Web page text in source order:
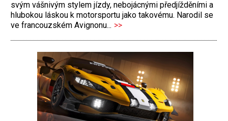
svým vášnivým stylem jízdy, nebojácnými předjížděními a
hlubokou láskou k motorsportu jako takovému. Narodil se
ve francouzském Avignonu... >>